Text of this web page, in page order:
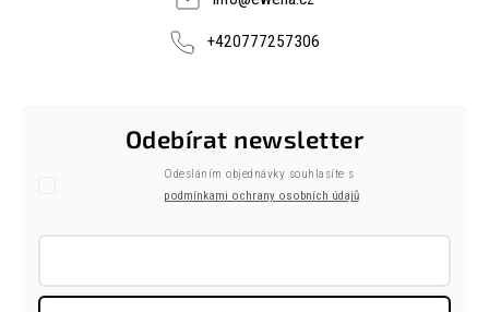
+420777257306
Odebírat newsletter
Odesláním objednávky souhlasíte s
podmínkami ochrany osobních údajů